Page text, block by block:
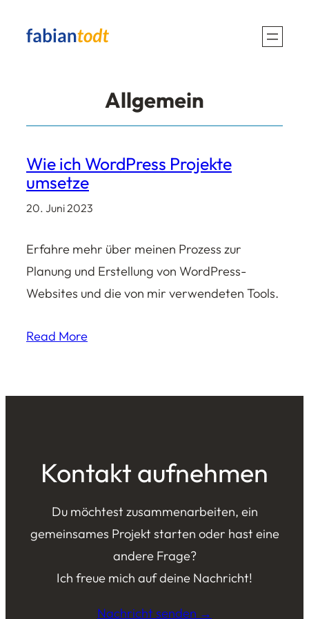
Inhalt
Allgemein
Wie ich WordPress Projekte
umsetze
20. Juni 2023
Erfahre mehr über meinen Prozess zur
Planung und Erstellung von WordPress-
Websites und die von mir verwendeten Tools.
Read More
Kontakt aufnehmen
Du möchtest zusammenarbeiten, ein
gemeinsames Projekt starten oder hast eine
andere Frage?
Ich freue mich auf deine Nachricht!
Nachricht senden →